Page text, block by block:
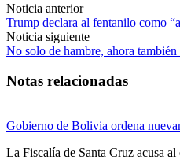
Noticia anterior
Trump declara al fentanilo como
Noticia siguiente
No solo de hambre, ahora
Notas relacionadas
Gobierno de Bolivia ordena
La Fiscalía de Santa Cruz acusa